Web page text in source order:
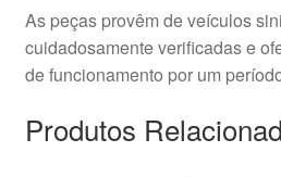
As peças provêm de veículos
cuidadosamente verificadas e
de funcionamento por um
Produtos